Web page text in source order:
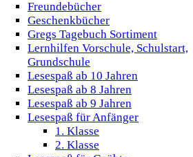
Freundebücher
Geschenkbücher
Gregs Tagebuch Sortiment
Lernhilfen Vorschule, Schulstart,
Grundschule
Lesespaß ab 10 Jahren
Lesespaß ab 8 Jahren
Lesespaß ab 9 Jahren
Lesespaß für Anfänger
1. Klasse
2. Klasse